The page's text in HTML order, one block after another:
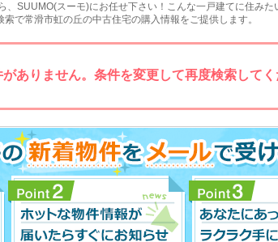
、SUUMO(スーモ)にお任せ下さい！こんな一戸建てに住み
で常滑市虹の丘の中古住宅の購入情報をご提供します。
ありません。条件を変更して再度検索してく